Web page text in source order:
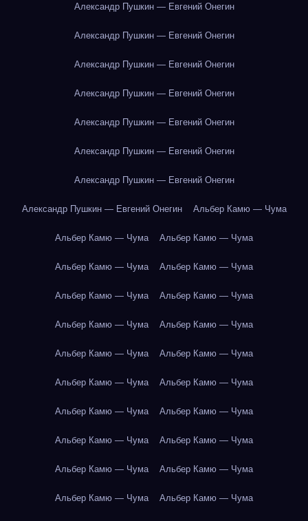
Александр Пушкин — Евгений Онегин
Александр Пушкин — Евгений Онегин
Александр Пушкин — Евгений Онегин
Александр Пушкин — Евгений Онегин
Александр Пушкин — Евгений Онегин
Александр Пушкин — Евгений Онегин
Александр Пушкин — Евгений Онегин
Александр Пушкин — Евгений Онегин Альбер Камю — Чума
Альбер Камю — Чума Альбер Камю — Чума
Альбер Камю — Чума Альбер Камю — Чума
Альбер Камю — Чума Альбер Камю — Чума
Альбер Камю — Чума Альбер Камю — Чума
Альбер Камю — Чума Альбер Камю — Чума
Альбер Камю — Чума Альбер Камю — Чума
Альбер Камю — Чума Альбер Камю — Чума
Альбер Камю — Чума Альбер Камю — Чума
Альбер Камю — Чума Альбер Камю — Чума
Альбер Камю — Чума Альбер Камю — Чума